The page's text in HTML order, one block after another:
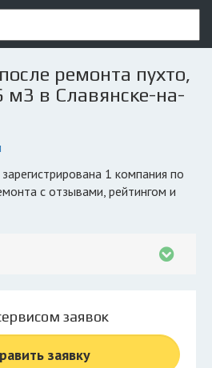
ремонта пухто,
м3 в Славянске-на-
с отзывами, рейтингом и
заявок
заявку